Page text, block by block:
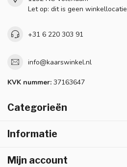
Let op: dit is geen winkellocatie
+31 6 220 303 91
info@kaarswinkel.nl
KVK nummer: 37163647
Categorieën
Informatie
Mijn account